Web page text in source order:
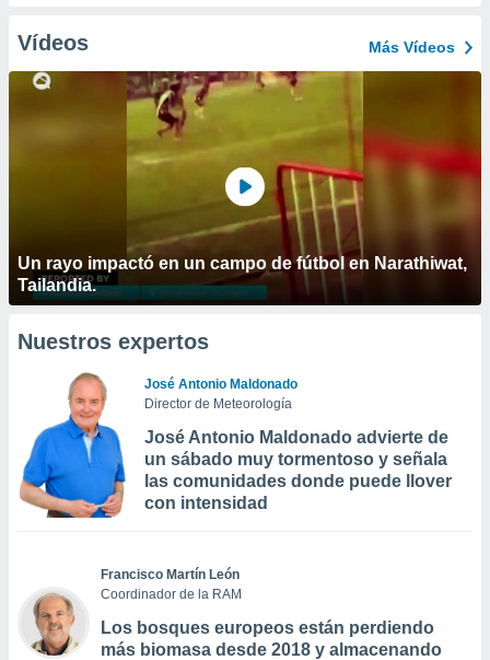
Vídeos Más Vídeos
Un rayo impactó en un campo de fútbol en Narathiwat,
Tailandia.
Nuestros expertos
José Antonio Maldonado
Director de Meteorología
José Antonio Maldonado advierte de
un sábado muy tormentoso y señala
las comunidades donde puede llover
con intensidad
Francisco Martín León
Coordinador de la RAM
Los bosques europeos están perdiendo
más biomasa desde 2018 y almacenando